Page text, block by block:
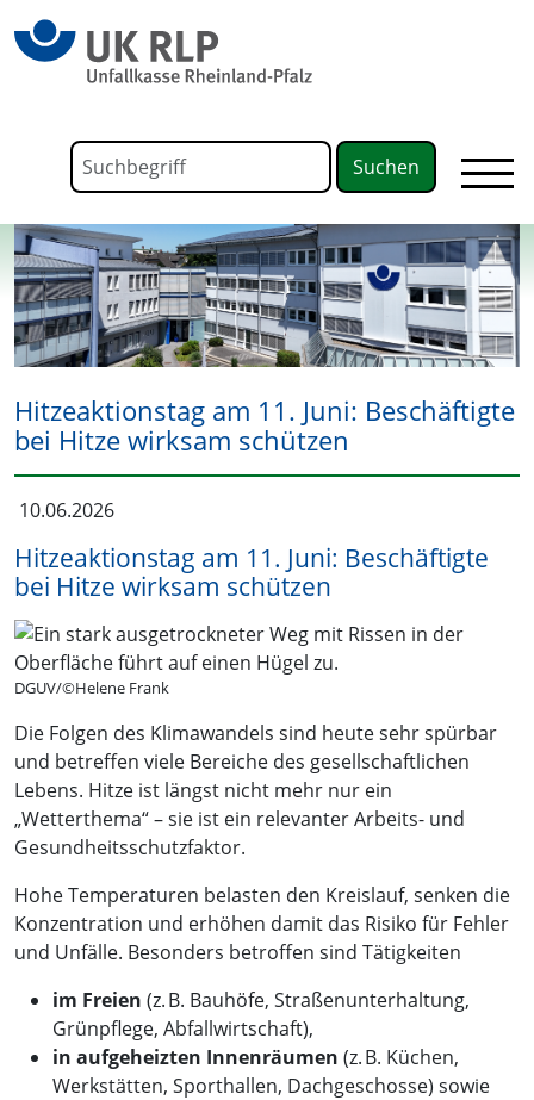
Formular für die Volltextsuche
Hitzeaktionstag am 11. Juni: Beschäftigte
bei Hitze wirksam schützen
10.06.2026
Hitzeaktionstag am 11. Juni: Beschäftigte
bei Hitze wirksam schützen
DGUV/©Helene Frank
Die Folgen des Klimawandels sind heute sehr spürbar
und betreffen viele Bereiche des gesellschaftlichen
Lebens. Hitze ist längst nicht mehr nur ein
„Wetterthema“ – sie ist ein relevanter Arbeits- und
Gesundheitsschutzfaktor.
Hohe Temperaturen belasten den Kreislauf, senken die
Konzentration und erhöhen damit das Risiko für Fehler
und Unfälle. Besonders betroffen sind Tätigkeiten
im Freien (z. B. Bauhöfe, Straßenunterhaltung,
Grünpflege, Abfallwirtschaft),
in aufgeheizten Innenräumen (z. B. Küchen,
Werkstätten, Sporthallen, Dachgeschosse) sowie